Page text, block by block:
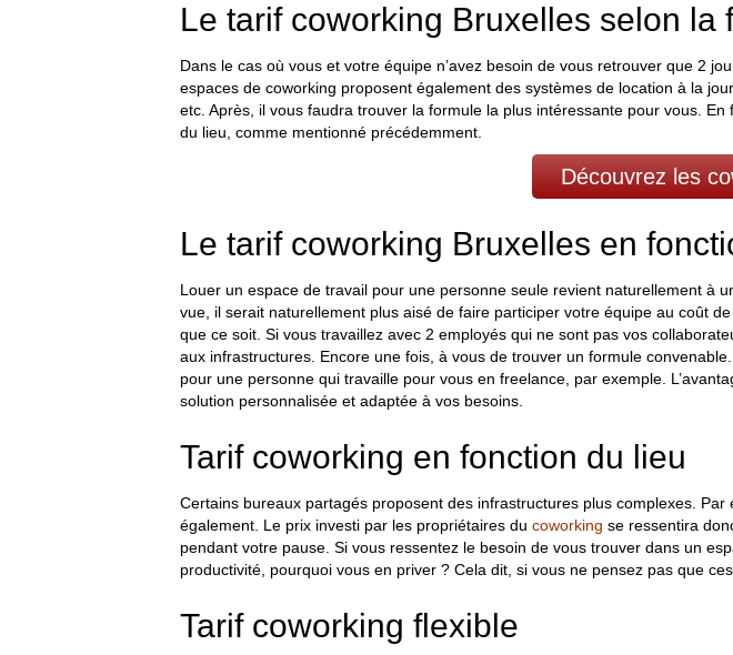
Le tarif coworking Bruxelles selon la
Dans le cas où vous et votre équipe n’avez besoin de vous retrouver que 2
espaces de coworking proposent également des systèmes de location à la
etc. Après, il vous faudra trouver la formule la plus intéressante pour vous.
du lieu, comme mentionné précédemment.
Découvrez les
Le tarif coworking Bruxelles en
Louer un espace de travail pour une personne seule revient naturellement à
vue, il serait naturellement plus aisé de faire participer votre équipe au coût
que ce soit. Si vous travaillez avec 2 employés qui ne sont pas vos
aux infrastructures. Encore une fois, à vous de trouver un formule
pour une personne qui travaille pour vous en freelance, par exemple.
solution personnalisée et adaptée à vos besoins.
Tarif coworking en fonction du lieu
Certains bureaux partagés proposent des infrastructures plus complexes.
également. Le prix investi par les propriétaires du coworking se ressentira
pendant votre pause. Si vous ressentez le besoin de vous trouver dans un
productivité, pourquoi vous en priver ? Cela dit, si vous ne pensez pas que
Tarif coworking flexible